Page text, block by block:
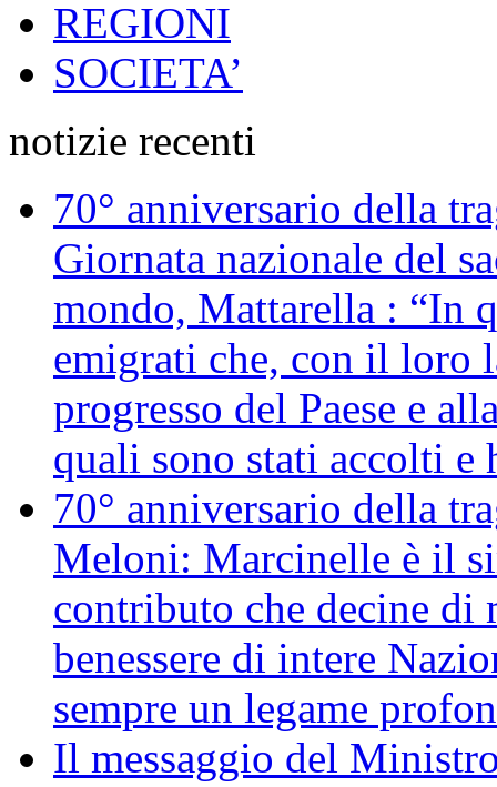
REGIONI
SOCIETA’
notizie recenti
70° anniversario della
Giornata nazionale del
mondo, Mattarella : “In
emigrati che, con il loro
progresso del Paese e
quali sono stati accolti e
70° anniversario della
Meloni: Marcinelle è il
contributo che decine
benessere di intere
sempre un legame
Il messaggio del